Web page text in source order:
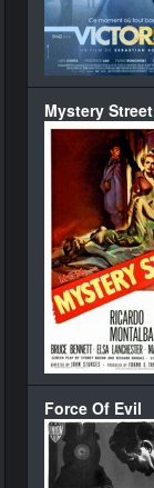
Mystery Street
Force Of Evil